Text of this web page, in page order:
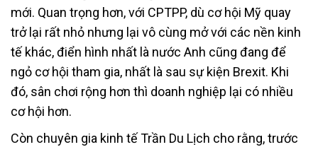
mới. Quan trọng hơn, với CPTPP, dù cơ hội Mỹ quay
trở lại rất nhỏ nhưng lại vô cùng mở với các nền kinh
tế khác, điển hình nhất là nước Anh cũng đang để
ngỏ cơ hội tham gia, nhất là sau sự kiện Brexit. Khi
đó, sân chơi rộng hơn thì doanh nghiệp lại có nhiều
cơ hội hơn.
Còn chuyên gia kinh tế Trần Du Lịch cho rằng, trước